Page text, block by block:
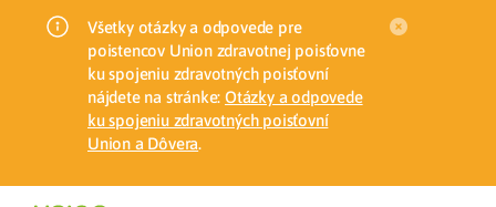
Všetky otázky a odpovede pre
poistencov Union zdravotnej poisťovne
ku spojeniu zdravotných poisťovní
nájdete na stránke: Otázky a odpovede
ku spojeniu zdravotných poisťovní
Union a Dôvera.